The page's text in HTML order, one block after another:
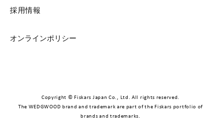
採用情報
オンラインポリシー
Copyright © Fiskars Japan Co., Ltd. All rights reserved.
The WEDGWOOD brand and trademark are part of the Fiskars portfolio of
brands and trademarks.